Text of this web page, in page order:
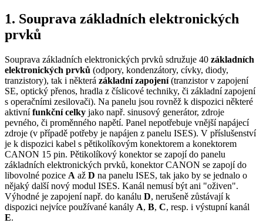
1. Souprava základních elektronických
prvků
Souprava základních elektronických prvků sdružuje 40 základních
elektronických prvků (odpory, kondenzátory, cívky, diody,
tranzistory), tak i některá základní zapojení(tranzistor v zapojení
SE, optický přenos, hradla z číslicové techniky, či základní zapojení
s operačními zesilovači). Na panelu jsou rovněž k dispozici některé
aktivnífunkční celky jako např. sinusový generátor, zdroje
pevného, či proměnného napětí. Panel nepotřebuje vnější napájecí
zdroje (v případě potřeby je napájen z panelu ISES). V příslušenství
je k dispozici kabel s pětikolíkovým konektorem a konektorem
CANON 15 pin. Pětikolíkový konektor se zapojí do panelu
základních elektronických prvků, konektor CANON se zapojí do
libovolné pozice A až D na panelu ISES, tak jako by se jednalo o
nějaký další nový modul ISES. Kanál nemusí být ani "oživen".
Výhodné je zapojení např. do kanálu D, nerušeně zůstávají k
dispozici nejvíce používané kanály A, B, C, resp. i výstupní kanál
E.